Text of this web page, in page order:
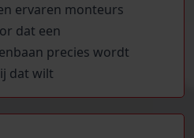
ervaren monteurs
dat een
precies wordt
dat wilt